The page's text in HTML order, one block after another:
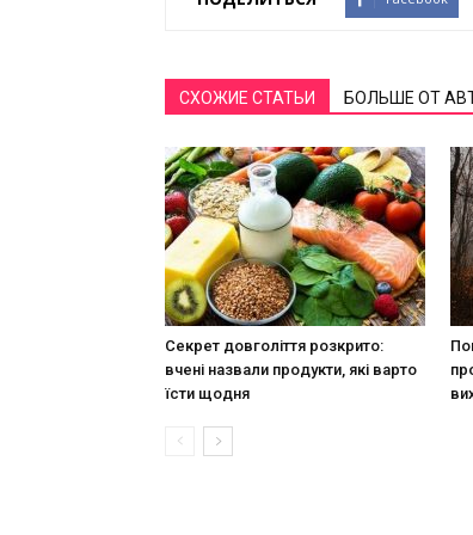
СХОЖИЕ СТАТЬИ БОЛЬШЕ ОТ
Секрет довголіття розкрито:
вчені назвали продукти, які варто
їсти щодня